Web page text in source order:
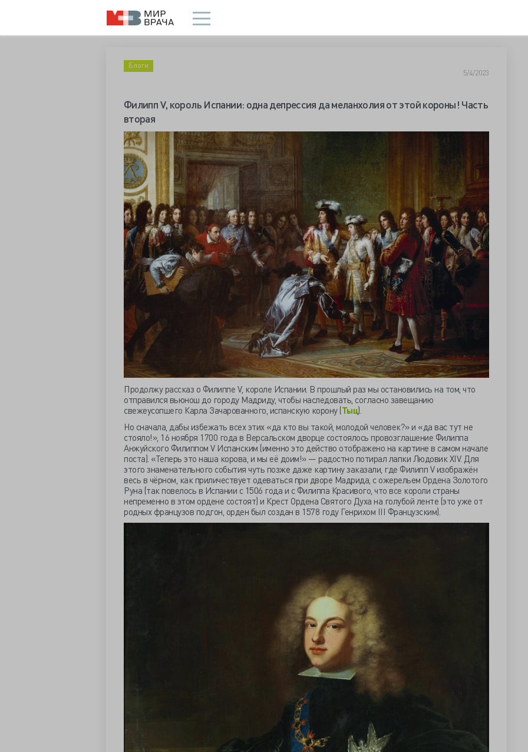
Блоги
5/4/2023
Филипп V, король Испании: одна депрессия да меланхолия от этой короны! Часть
вторая
Продолжу рассказ о Филиппе V, короле Испании. В прошлый раз мы остановились на том, что
отправился вьюнош до городу Мадриду, чтобы наследовать, согласно завещанию
свежеусопшего Карла Зачарованного, испанскую корону (Тыц).
Но сначала, дабы избежать всех этих «да кто вы такой, молодой человек?» и «да вас тут не
стояло!», 16 ноября 1700 года в Версальском дворце состоялось провозглашение Филиппа
Анжуйского Филиппом V Испанским (именно это действо отображено на картине в самом начале
поста). «Теперь это наша корова, и мы её доим!» — радостно потирал лапки Людовик XIV. Для
этого знаменательного события чуть позже даже картину заказали, где Филипп V изображён
весь в чёрном, как приличествует одеваться при дворе Мадрида, с ожерельем Ордена Золотого
Руна (так повелось в Испании с 1506 года и с Филиппа Красивого, что все короли страны
непременно в этом ордене состоят) и Крест Ордена Святого Духа на голубой ленте (это уже от
родных французов подгон, орден был создан в 1578 году Генрихом III Французским).